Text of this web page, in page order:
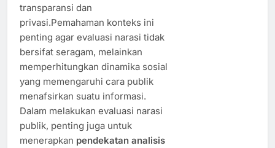
transparansi dan
privasi.Pemahaman konteks ini
penting agar evaluasi narasi tidak
bersifat seragam, melainkan
memperhitungkan dinamika sosial
yang memengaruhi cara publik
menafsirkan suatu informasi.
Dalam melakukan evaluasi narasi
publik, penting juga untuk
menerapkan pendekatan analisis